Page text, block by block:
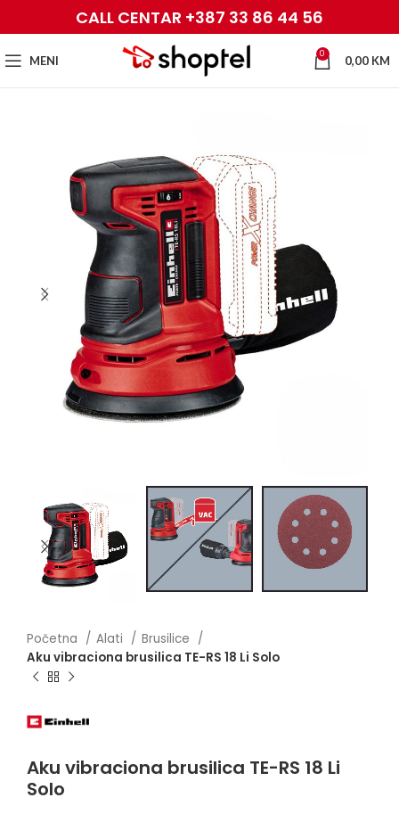
CALL CENTAR +387 33 86 44 56
MENI 0 0,00 KM
Početna Alati
Brusilice
Aku vibraciona brusilica TE-RS 18 Li Solo
Aku vibraciona brusilica TE-RS 18 Li
Solo